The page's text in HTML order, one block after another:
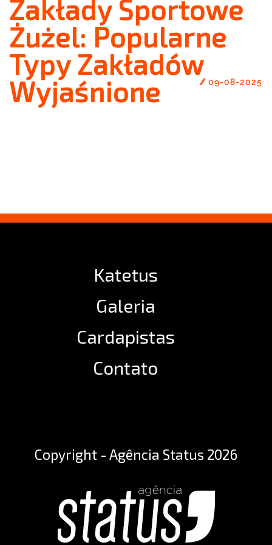
Zakłady Sportowe
Żużel: Popularne
Typy Zakładów
Wyjaśnione
// 09-08-2025
Katetus
Galeria
Cardapistas
Contato
Copyright - Agência Status 2026